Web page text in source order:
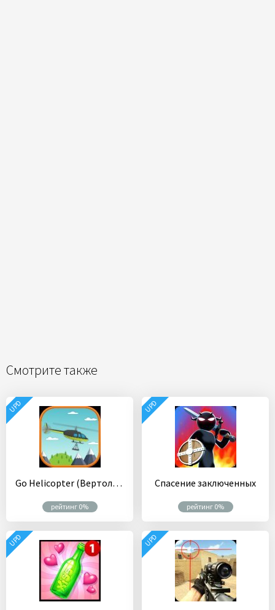
Смотрите также
Go Helicopter (Вертолеты)
рейтинг 0%
UPD
Спасение заключенных
рейтинг 0%
UPD
UPD UPD